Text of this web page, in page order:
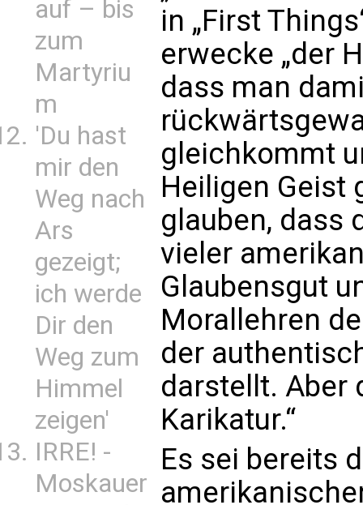
auf – bis
zum
Martyriu
m
'Du hast
mir den
Weg nach
Ars
gezeigt;
ich werde
Dir den
Weg zum
Himmel
zeigen'
IRRE! -
Moskauer
in „First
erwecke „der
dass man
gleichkommt
Heiligen Geist
glauben, dass
vieler
Glaubensgut
Morallehren
der
darstellt. Aber
Karikatur.“
Es sei bereits